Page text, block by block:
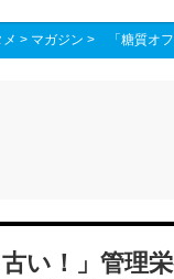
> マガジン > 「糖質オ
い！」管理